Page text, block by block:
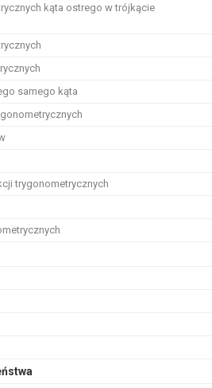
kąta ostrego w trójkącie
samego kąta
trygonometrycznych